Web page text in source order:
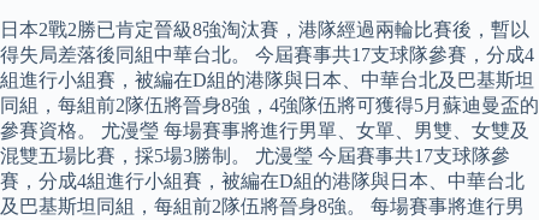
日本2戰2勝已肯定晉級8強淘汰賽，港隊經過兩輪比賽後，暫以
得失局差落後同組中華台北。 今屆賽事共17支球隊參賽，分成4
組進行小組賽，被編在D組的港隊與日本、中華台北及巴基斯坦
同組，每組前2隊伍將晉身8強，4強隊伍將可獲得5月蘇迪曼盃的
參賽資格。 尤漫瑩 每場賽事將進行男單、女單、男雙、女雙及
混雙五場比賽，採5場3勝制。 尤漫瑩 今屆賽事共17支球隊參
賽，分成4組進行小組賽，被編在D組的港隊與日本、中華台北
及巴基斯坦同組，每組前2隊伍將晉身8強。 每場賽事將進行男